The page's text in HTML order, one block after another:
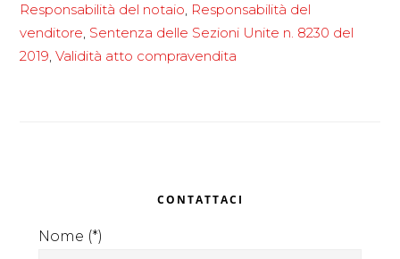
degli
Responsabilità del notaio, Responsabilità del
venditore, Sentenza delle Sezioni Unite n. 8230 del
2019,Validità atto compravendita
Sidebar
CONTATTACI
Nome (*)